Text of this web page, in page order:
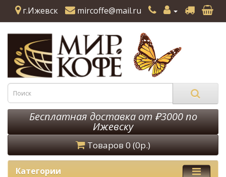
г.Ижевск mircoffe@mail.ru
Бесплатная доставка от ₽3000 по
Ижевску
Товаров 0 (0р.)
Категории